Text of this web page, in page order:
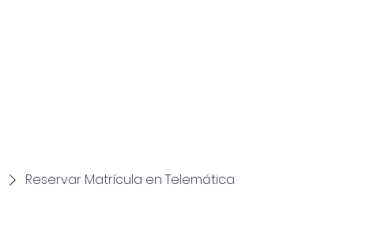
Reservar Matrícula en Telemática